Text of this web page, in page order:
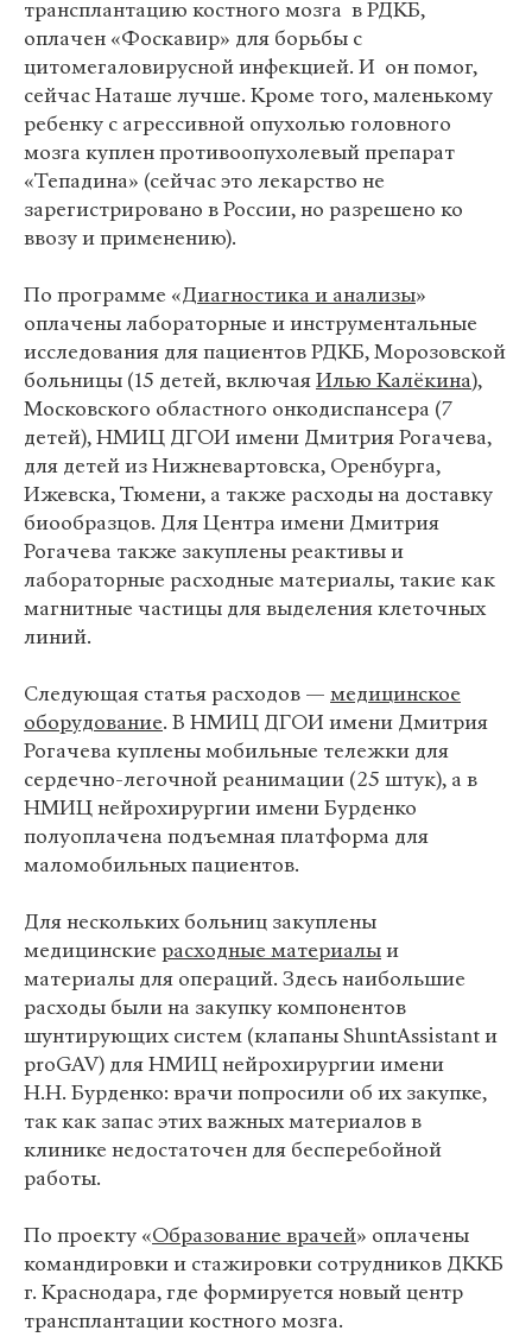
трансплантацию костного мозга в РДКБ,
оплачен «Фоскавир» для борьбы с
цитомегаловирусной инфекцией. И он помог,
сейчас Наташе лучше. Кроме того, маленькому
ребенку с агрессивной опухолью головного
мозга куплен противоопухолевый препарат
«Тепадина» (сейчас это лекарство не
зарегистрировано в России, но разрешено ко
ввозу и применению).
По программе «Диагностика и анализы»
оплачены лабораторные и инструментальные
исследования для пациентов РДКБ, Морозовской
больницы (15 детей, включаяИлью Калёкина),
Московского областного онкодиспансера (7
детей), НМИЦ ДГОИ имени Дмитрия Рогачева,
для детей из Нижневартовска, Оренбурга,
Ижевска, Тюмени, а также расходы на доставку
биообразцов. Для Центра имени Дмитрия
Рогачева также закуплены реактивы и
лабораторные расходные материалы, такие как
магнитные частицы для выделения клеточных
линий.
Следующая статья расходов — медицинское
оборудование. В НМИЦ ДГОИ имени Дмитрия
Рогачева куплены мобильные тележки для
сердечно-легочной реанимации (25 штук), а в
НМИЦ нейрохирургии имени Бурденко
полуоплачена подъемная платформа для
маломобильных пациентов.
Для нескольких больниц закуплены
медицинские расходные материалыи
материалы для операций. Здесь наибольшие
расходы были на закупку компонентов
шунтирующих систем (клапаны ShuntAssistant и
proGAV) для НМИЦ нейрохирургии имени
Н.Н. Бурденко: врачи попросили об их закупке,
так как запас этих важных материалов в
клинике недостаточен для бесперебойной
работы.
По проекту «Образование врачей» оплачены
командировки и стажировки сотрудников ДККБ
г. Краснодара, где формируется новый центр
трансплантации костного мозга.